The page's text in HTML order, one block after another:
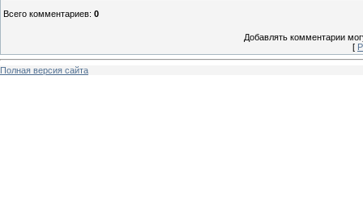
Всего комментариев: 0
Добавлять комментарии
[
Полная версия сайта